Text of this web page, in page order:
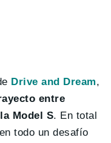
Drive and Dream,
entre
Model S. En total
todo un desafío